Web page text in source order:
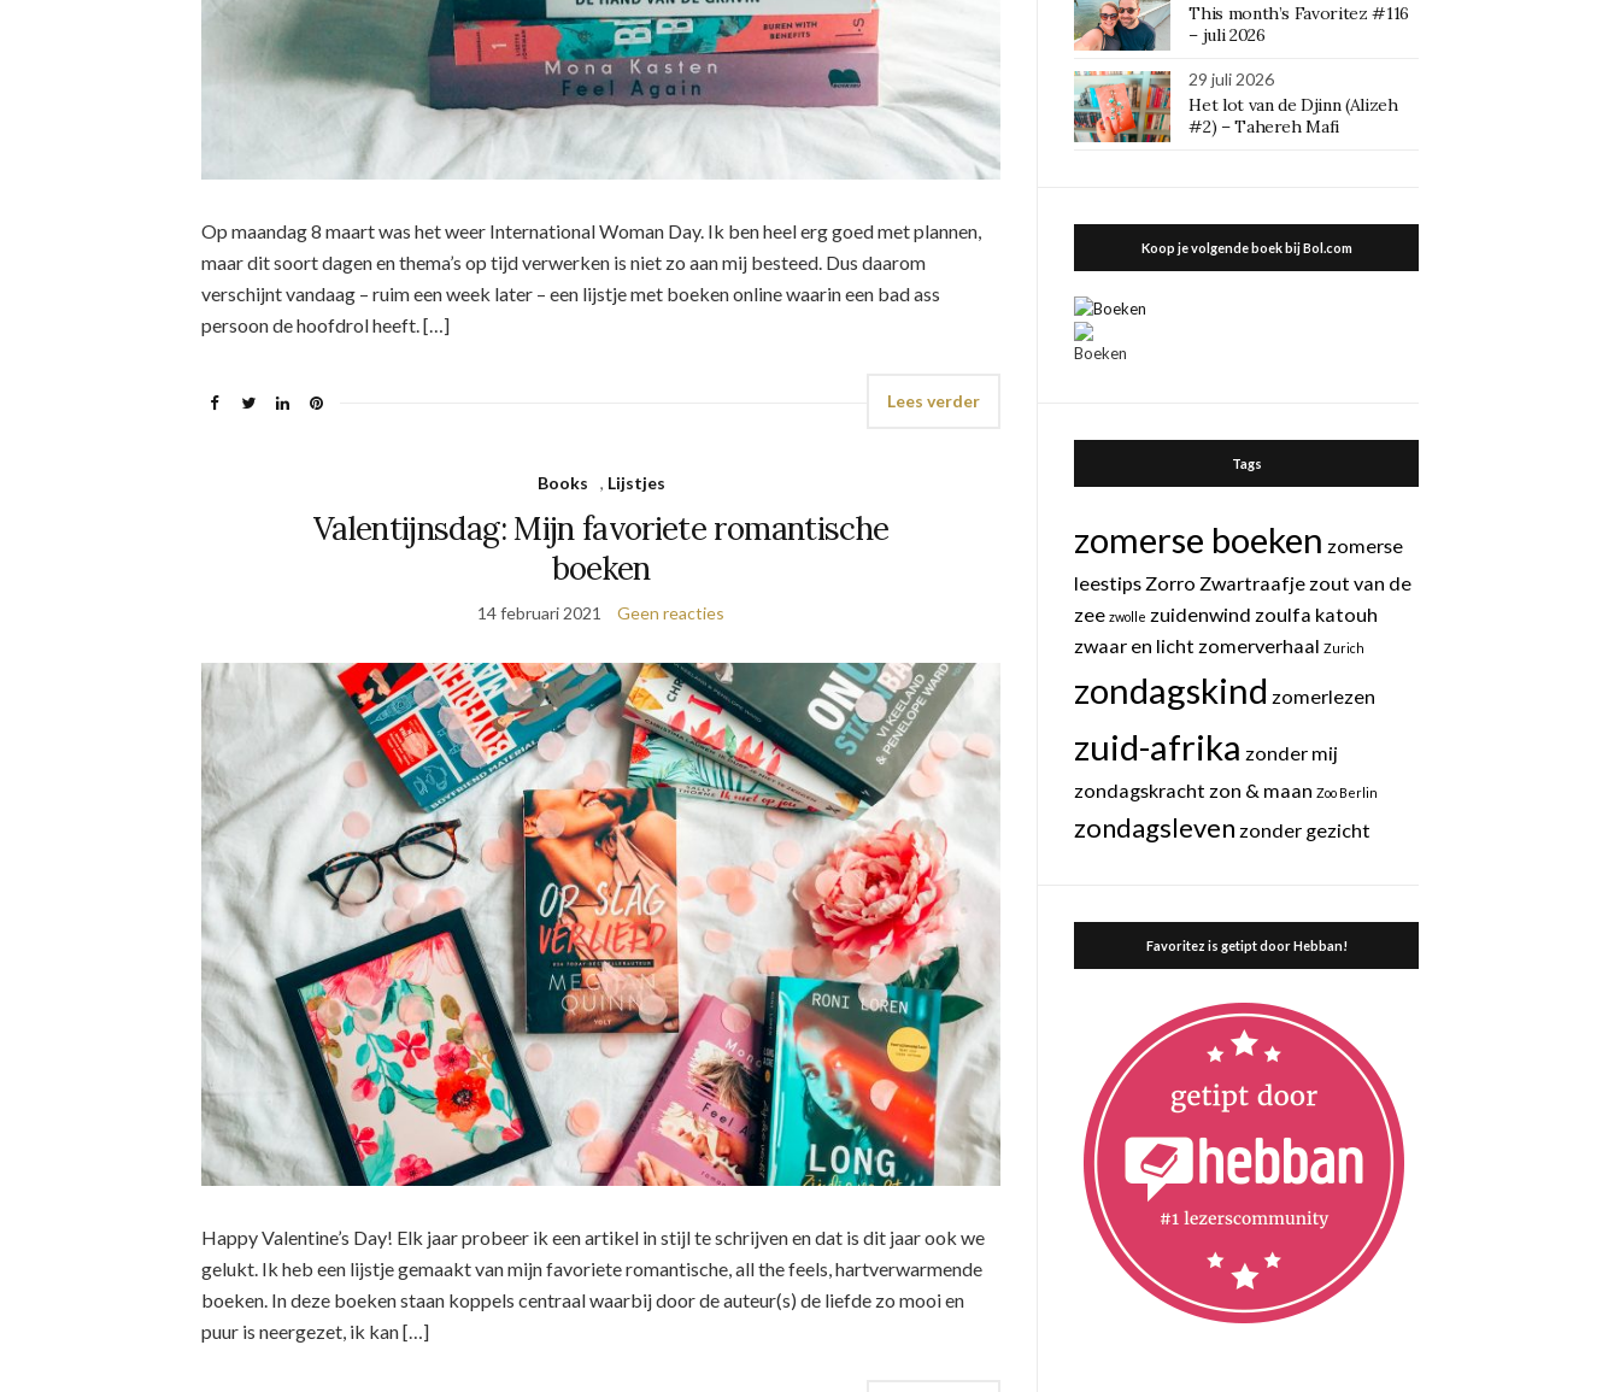
Op maandag 8 maart was het weer International Woman Day. Ik ben heel erg goed met plannen,
maar dit soort dagen en thema’s op tijd verwerken is niet zo aan mij besteed. Dus daarom
verschijnt vandaag – ruim een week later – een lijstje met boeken online waarin een bad ass
persoon de hoofdrol heeft. […]
Lees verder
Books , Lijstjes
Valentijnsdag: Mijn favoriete romantische
boeken
14 februari 2021 Geen reacties
Happy Valentine’s Day! Elk jaar probeer ik een artikel in stijl te schrijven en dat is dit jaar ook we
gelukt. Ik heb een lijstje gemaakt van mijn favoriete romantische, all the feels, hartverwarmende
boeken. In deze boeken staan koppels centraal waarbij door de auteur(s) de liefde zo mooi en
puur is neergezet, ik kan […]
This month’s Favoritez #116
– juli 2026
29 juli 2026
Het lot van de Djinn (Alizeh
#2) – Tahereh Mafi
Koop je volgende boek bij Bol.com
Tags
zomerse boeken zomerse
leestips Zorro Zwartraafje zout van de
zee zwolle zuidenwind zoulfa katouh
zwaar en licht zomerverhaal Zurich
zondagskind zomerlezen
zuid-afrika zonder mij
zondagskracht zon & maan Zoo Berlin
zondagsleven zonder gezicht
Favoritez is getipt door Hebban!